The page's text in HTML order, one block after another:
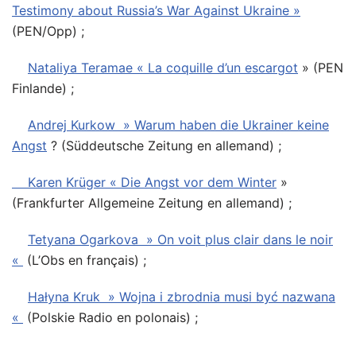
Testimony about Russia’s War Against Ukraine »
(PEN/Opp) ;
Nataliya Teramae « La coquille d’un escargot » (PEN
Finlande) ;
Andrej Kurkow » Warum haben die Ukrainer keine
Angst ? (Süddeutsche Zeitung en allemand) ;
Karen Krüger « Die Angst vor dem Winter »
(Frankfurter Allgemeine Zeitung en allemand) ;
Tetyana Ogarkova » On voit plus clair dans le noir
« (L’Obs en français) ;
Hałyna Kruk » Wojna i zbrodnia musi być nazwana
« (Polskie Radio en polonais) ;